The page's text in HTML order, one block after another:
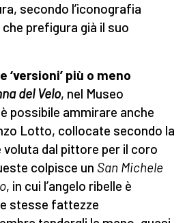
secondo l’iconografia
prefigura già il suo
‘versioni’ più o meno
del Velo, nel Museo
possibile ammirare anche
Lotto, collocate secondo la
dal pittore per il coro
colpisce un San Michele
, in cui l’angelo ribelle è
stesse fattezze